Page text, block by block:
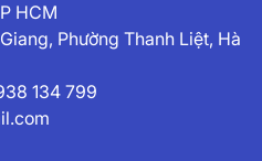
HCM
Phường Thanh Liệt, Hà
134 799